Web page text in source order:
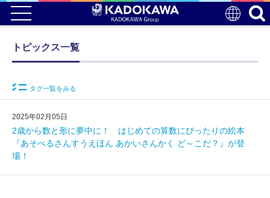
トピックス一覧
タグ一覧をみる
2025年02月05日
2歳から数と形に夢中に！ はじめての算数にぴったりの絵本
『あそべるさんすうえほん あかいさんかく ど～こだ？』が登
場！